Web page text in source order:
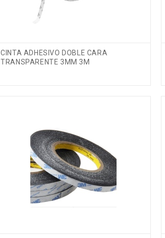
CINTA ADHESIVO DOBLE CARA
TRANSPARENTE 3MM 3M